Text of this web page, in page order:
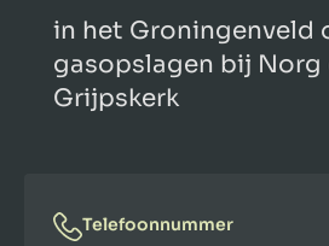
in het Groningenveld
gasopslagen bij Norg
Grijpskerk
Telefoonnummer